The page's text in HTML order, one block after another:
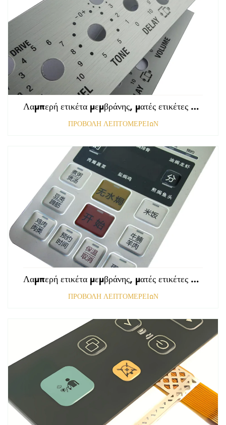
Λαμπερή ετικέτα μεμβράνης, ματές ετικέτες εμπρόσθιου πίνακα ελέγχου, ανάγλυφη γραφική επικάλυψη πολυκαρβονικού
ΠΡΟΒΟΛΗ ΛΕΠΤΟΜΕΡΕΙΩΝ
Λαμπερή ετικέτα μεμβράνης, ματές ετικέτες εμπρόσθιου πίνακα ελέγχου, ανάγλυφες ετικέτες πολυκαρβονικού, γραφικές επικαλύψεις
ΠΡΟΒΟΛΗ ΛΕΠΤΟΜΕΡΕΙΩΝ